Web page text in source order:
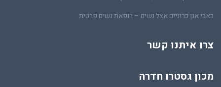
כאבי אגן כרוניים אצל נשים – רופאת נשים פרטית
צרו איתנו קשר
מכון גסטרו חדרה